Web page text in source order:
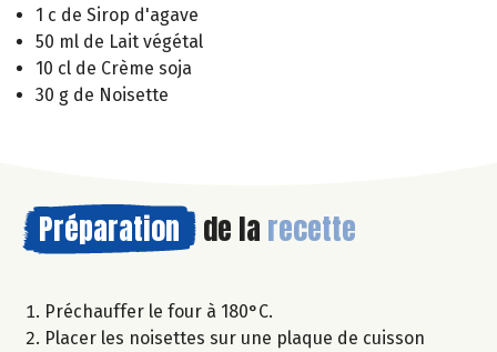
1 c de Sirop d'agave
50 ml de Lait végétal
10 cl de Crème soja
30 g de Noisette
Préparation de la recette
Préchauffer le four à 180°C.
Placer les noisettes sur une plaque de cuisson